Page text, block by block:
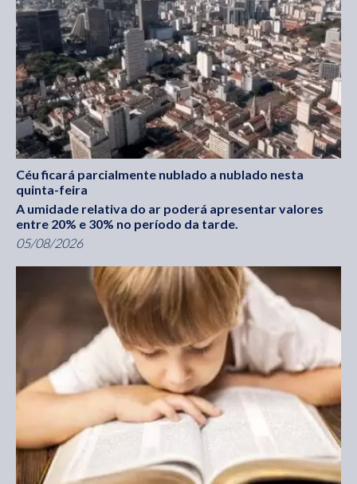
Céu ficará parcialmente nublado a nublado nesta
quinta-feira
A umidade relativa do ar poderá apresentar valores
entre 20% e 30% no período da tarde.
05/08/2026